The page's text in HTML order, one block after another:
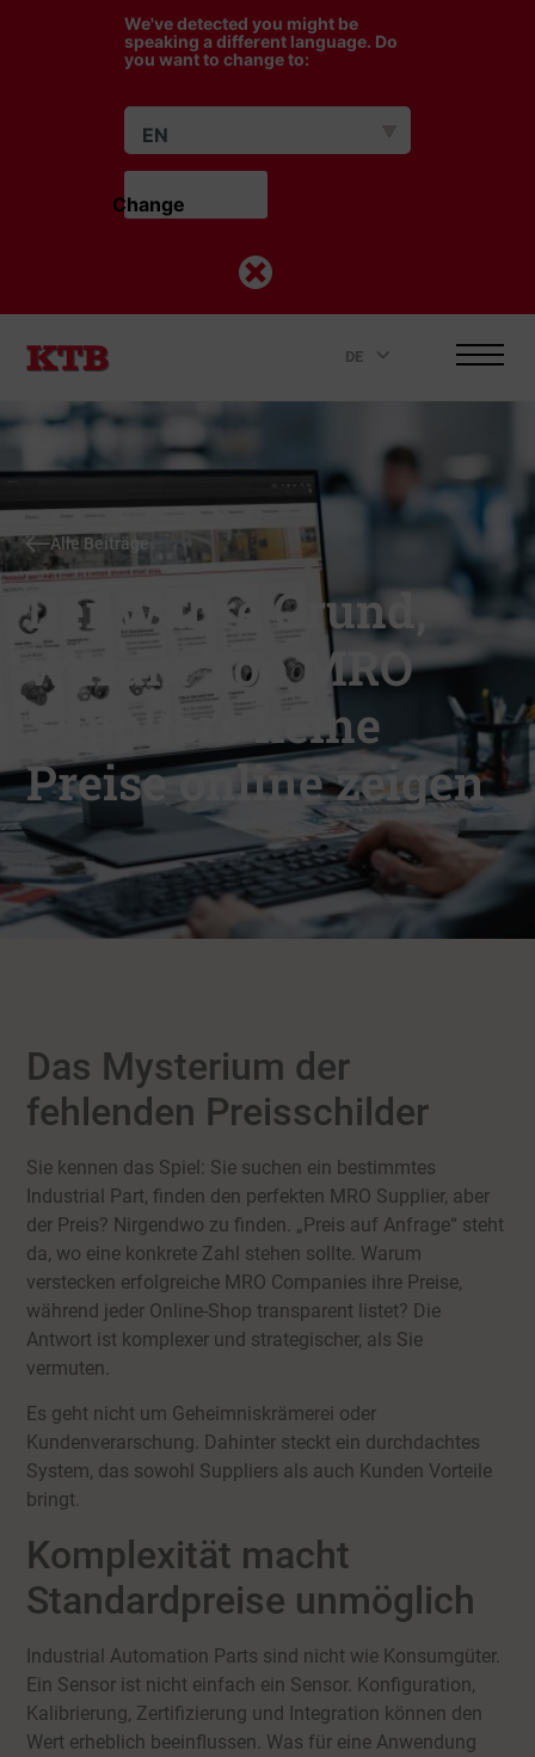
We've detected you might be
speaking a different language. Do
you want to change to:
EN
Change
DE .
Alle Beiträge
Der wahre Grund,
warum Top MRO
Suppliers keine
Preise online zeigen
Das Mysterium der
fehlenden Preisschilder
Sie kennen das Spiel: Sie suchen ein bestimmtes
Industrial Part, finden den perfekten MRO Supplier, aber
der Preis? Nirgendwo zu finden. „Preis auf Anfrage“ steht
da, wo eine konkrete Zahl stehen sollte. Warum
verstecken erfolgreiche MRO Companies ihre Preise,
während jeder Online-Shop transparent listet? Die
Antwort ist komplexer und strategischer, als Sie
vermuten.
Es geht nicht um Geheimniskrämerei oder
Kundenverarschung. Dahinter steckt ein durchdachtes
System, das sowohl Suppliers als auch Kunden Vorteile
bringt.
Komplexität macht
Standardpreise unmöglich
Industrial Automation Parts sind nicht wie Konsumgüter.
Ein Sensor ist nicht einfach ein Sensor. Konfiguration,
Kalibrierung, Zertifizierung und Integration können den
Wert erheblich beeinflussen. Was für eine Anwendung